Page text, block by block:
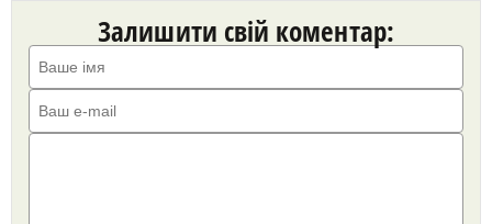
Залишити свій коментар: